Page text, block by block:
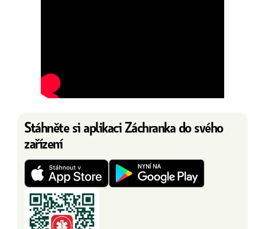
Stáhněte si aplikaci Záchranka do svého
zařízení